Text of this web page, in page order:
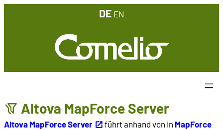
DE EN
Altova MapForce Server
Altova MapForce Server führt anhand von in MapForce